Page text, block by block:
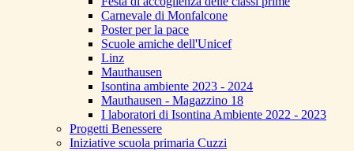
Carnevale di Monfalcone
Poster per la pace
Scuole amiche dell'Unicef
Linz
Mauthausen
Isontina ambiente 2023 - 2024
Mauthausen - Magazzino 18
I laboratori di Isontina Ambiente 2022 - 2023
Progetti Benessere
Iniziative scuola primaria Cuzzi